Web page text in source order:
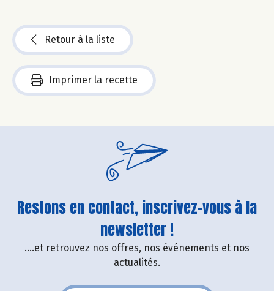
Retour à la liste
Imprimer la recette
Restons en contact, inscrivez-vous à la
newsletter !
....et retrouvez nos offres, nos événements et nos
actualités.